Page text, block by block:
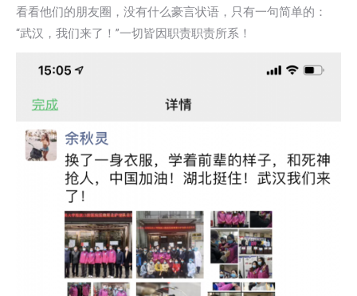
看看他们的朋友圈，没有什么豪言状语，只有一句简单的：
“武汉，我们来了！”一切皆因职责职责所系！